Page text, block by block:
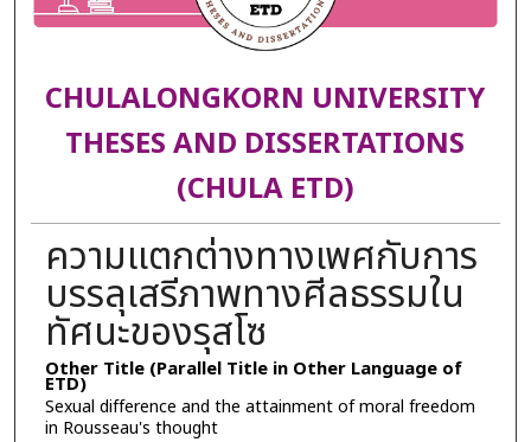
CHULALONGKORN UNIVERSITY
THESES AND DISSERTATIONS
(CHULA ETD)
ความแตกต่างทางเพศกับการ
บรรลุเสรีภาพทางศีลธรรมใน
ทัศนะของรุสโซ
Other Title (Parallel Title in Other Language of
ETD)
Sexual difference and the attainment of moral freedom
in Rousseau's thought